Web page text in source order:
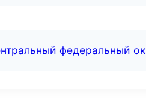
федеральный